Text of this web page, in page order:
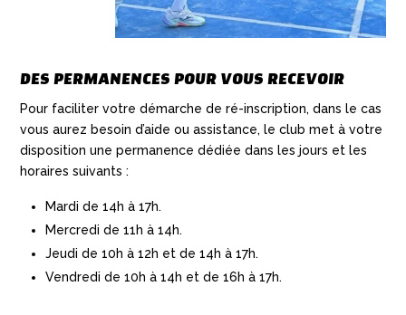
DES PERMANENCES POUR VOUS RECEVOIR
Pour faciliter votre démarche de ré-inscription, dans le cas
vous aurez besoin d’aide ou assistance, le club met à votre
disposition une permanence dédiée dans les jours et les
horaires suivants :
Mardi de 14h à 17h.
Mercredi de 11h à 14h.
Jeudi de 10h à 12h et de 14h à 17h.
Vendredi de 10h à 14h et de 16h à 17h.